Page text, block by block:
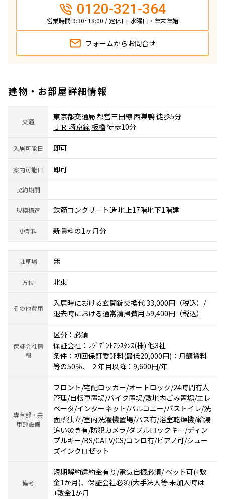
0120-321-364
営業時間 9:30~18:00 / 定休日: 水曜日・年末年始
フォームから お問合せ
建物・お部屋詳細情報
交通
東京都交通局 都営三田線 西巣鴨徒歩5分
ＪＲ 埼京線板橋徒歩10分
入居可能日 即可
案内可能日 即可
契約期間
規模構造 鉄筋コンクリート造 地上17階地下1階建
更新料 新賃料の1ヶ月分
駐車場 無
方位 北東
その他費用
入居時における玄関錠交換代 33,000円（税込）/
退去時における通常清掃費用 59,400円（税込）
保証会社情
報
区分：必須
保証会社：ﾚｼﾞﾃﾞﾝﾄｱｼｽﾀﾝｽ(株) 他3社
条件：初回保証委託料(最低20,000円)：月額賃料
等の50％、 ２年目以降：9,600円/年
専有部・共
用部設備
フロント/宅配ロッカー/オートロック/24時間有人
管理/自転車置場/バイク置場/敷地内ごみ置場/エレ
ベータ/インターネット/バルコニー/バストイレ/洗
面所独立/室内洗濯機置場/バス有/浴室乾燥機/給湯
追い焚き有/防犯カメラ/ダブルロックキー/ディン
プルキー/BS/CATV/CS/コンロ有/ピアノ可/シュー
ズインクロゼット
備考
短期解約違約金有り/電気自振必須/ ペット可(+敷
金1か月)、保証会社必須(大手法人等 未加入時は
+敷金1か月